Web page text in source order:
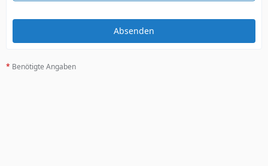
* Benötigte Angaben